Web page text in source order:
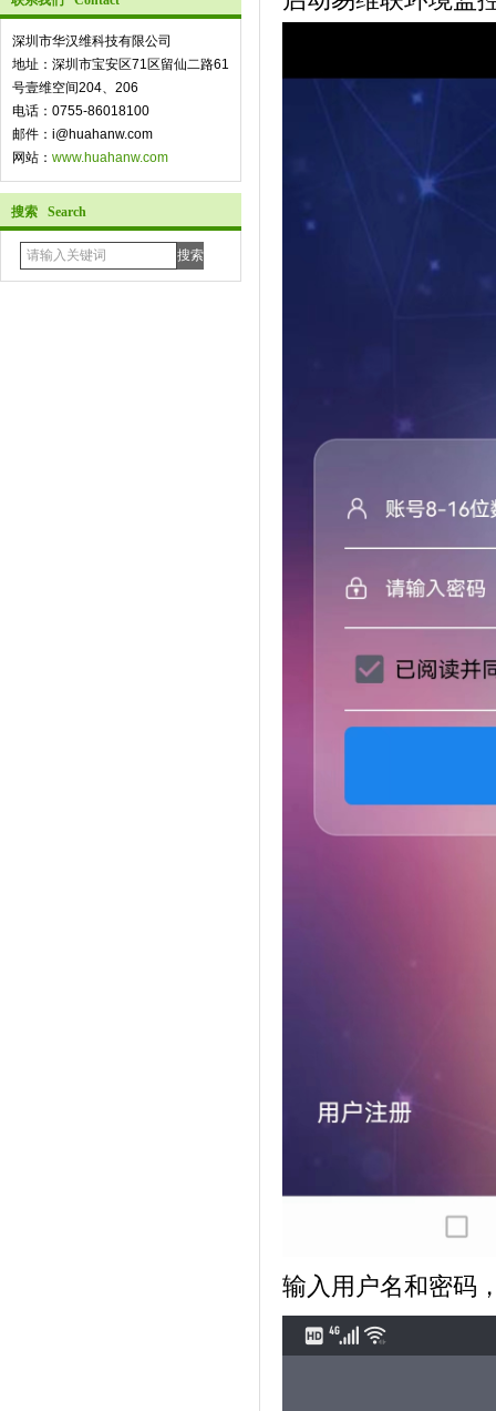
深圳市华汉维科技有限公司
地址：深圳市宝安区71区留仙二路61
号壹维空间204、206
电话：0755-86018100
邮件：i@huahanw.com
网站： www.huahanw.com
搜索 Search
输入用户名和密码